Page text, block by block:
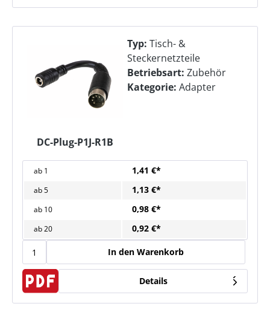
DC-Plug-P1J-R1B
Typ: Tisch- &
Steckernetzteile
Betriebsart: Zubehör
Kategorie: Adapter
ab 1 1,41 €*
ab5 1,13 €*
ab 10 0,98 €*
ab20 0,92 €*
In den Warenkorb
Details